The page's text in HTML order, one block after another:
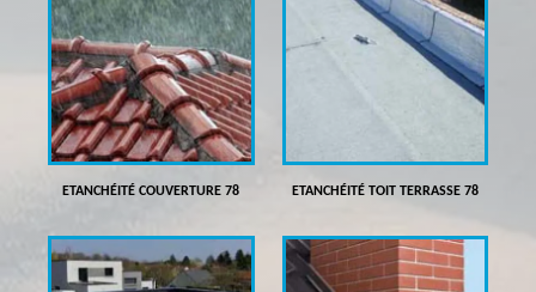
ETANCHÉITÉ COUVERTURE 78 ETANCHÉITÉ TOIT TERRASSE 78